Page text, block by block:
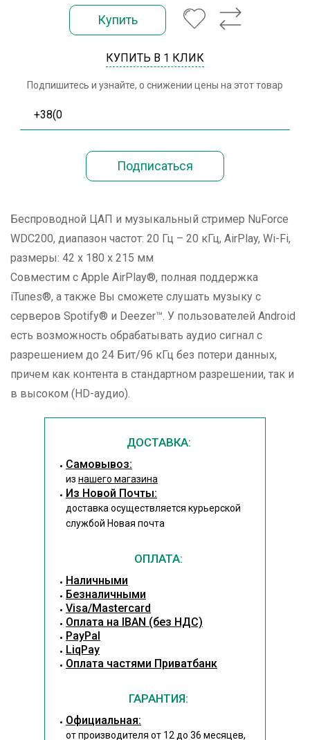
Купить
КУПИТЬ В 1 КЛИК
Подпишитесь и узнайте, о снижении цены на этот товар
Беспроводной ЦАП и музыкальный стример NuForce
WDC200, диапазон частот: 20 Гц – 20 кГц, AirPlay, Wi-Fi,
размеры: 42 x 180 x 215 мм
Совместим c Apple AirPlay®, полная поддержка
iTunes®, а также Вы сможете слушать музыку с
серверов Spotify® и Deezer™. У пользователей Android
есть возможность обрабатывать аудио сигнал с
разрешением до 24 Бит/96 кГц без потери данных,
причем как контента в стандартном разрешении, так и
в высоком (HD-аудио).
ДОСТАВКА:
Cамовывоз:
из нашего магазина
Из Новой Почты:
доставка осуществляется курьерской
службой Новая почта
ОПЛАТА:
Наличными
Безналичными
Visa/Mastercard
Оплата на IBAN (без НДС)
PayPal
LiqPay
Оплата частями Приватбанк
ГАРАНТИЯ:
Официальная:
от производителя от 12 до 36 месяцев,